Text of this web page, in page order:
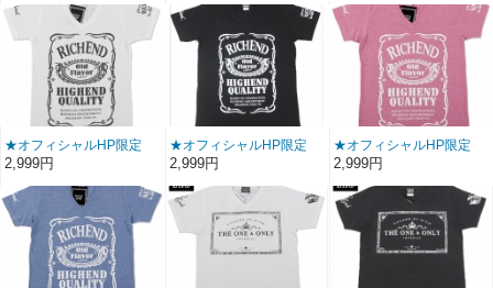
ブラック×ホワイト×イエ
〔 アメージング 通販〕
ホワイトｘブラック
〔 アメージング 通販〕
ト 〔 アメージング 通販〕
★オフィシャルHP限定
SALE在庫限り！
リッチエンド VネックＴ
シャツ 【HYBRID V】ホ
ワイト〔 アメージング 服
2,999円
★オフィシャルHP限定
SALE在庫限り！
リッチエンド VネックＴ
シャツ 【HYBRID V】ブ
ラック〔 アメージング 服
〕
2,999円
★オフィシャルHP限定
SALE在庫限り！★
RICHEND/リッチエンド
VネックＴシャツ
【HYBRID V】
ヘザーピンク
〔 アメージング 服 〕
2,999円